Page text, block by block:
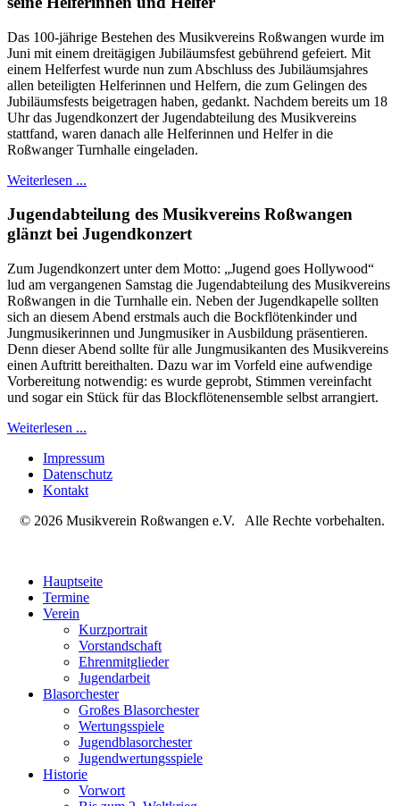
Das 100-jährige Bestehen des Musikvereins Roßwangen wurde im
Juni mit einem dreitägigen Jubiläumsfest gebührend gefeiert. Mit
einem Helferfest wurde nun zum Abschluss des Jubiläumsjahres
allen beteiligten Helferinnen und Helfern, die zum Gelingen des
Jubiläumsfests beigetragen haben, gedankt. Nachdem bereits um 18
Uhr das Jugendkonzert der Jugendabteilung des Musikvereins
stattfand, waren danach alle Helferinnen und Helfer in die
Roßwanger Turnhalle eingeladen.
Weiterlesen ...
Jugendabteilung des Musikvereins Roßwangen
glänzt bei Jugendkonzert
Zum Jugendkonzert unter dem Motto: „Jugend goes Hollywood“
lud am vergangenen Samstag die Jugendabteilung des Musikvereins
Roßwangen in die Turnhalle ein. Neben der Jugendkapelle sollten
sich an diesem Abend erstmals auch die Bockflötenkinder und
Jungmusikerinnen und Jungmusiker in Ausbildung präsentieren.
Denn dieser Abend sollte für alle Jungmusikanten des Musikvereins
einen Auftritt bereithalten. Dazu war im Vorfeld eine aufwendige
Vorbereitung notwendig: es wurde geprobt, Stimmen vereinfacht
und sogar ein Stück für das Blockflötenensemble selbst arrangiert.
Weiterlesen ...
Impressum
Datenschutz
Kontakt
© 2026 Musikverein Roßwangen e.V. Alle Rechte vorbehalten.
Hauptseite
Termine
Verein
Kurzportrait
Vorstandschaft
Ehrenmitglieder
Jugendarbeit
Blasorchester
Großes Blasorchester
Wertungsspiele
Jugendblasorchester
Jugendwertungsspiele
Historie
Vorwort